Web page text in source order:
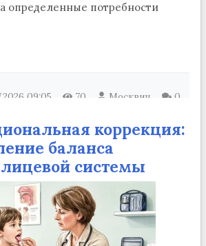
определенные потребности
09:05 70 Москвич 0
коррекция:
баланса
системы